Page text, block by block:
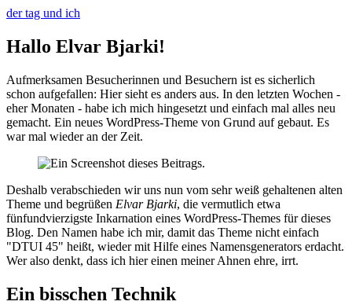
der tag und ich
Hallo Elvar Bjarki!
Aufmerksamen Besucherinnen und Besuchern ist es sicherlich
schon aufgefallen: Hier sieht es anders aus. In den letzten Wochen -
eher Monaten - habe ich mich hingesetzt und einfach mal alles neu
gemacht. Ein neues WordPress-Theme von Grund auf gebaut. Es
war mal wieder an der Zeit.
Deshalb verabschieden wir uns nun vom sehr weiß gehaltenen alten
Theme und begrüßen Elvar Bjarki, die vermutlich etwa
fünfundvierzigste Inkarnation eines WordPress-Themes für dieses
Blog. Den Namen habe ich mir, damit das Theme nicht einfach
"DTUI 45" heißt, wieder mit Hilfe eines Namensgenerators erdacht.
Wer also denkt, dass ich hier einen meiner Ahnen ehre, irrt.
Ein bisschen Technik